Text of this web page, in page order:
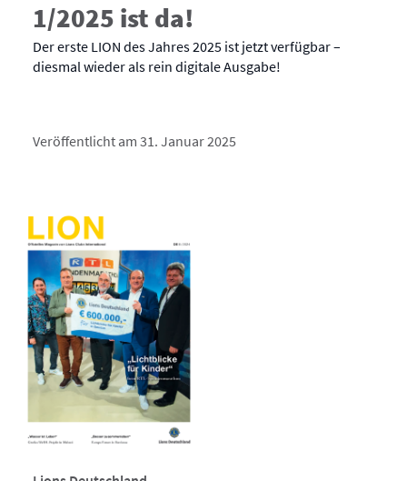
1/2025 ist da!
Der erste LION des Jahres 2025 ist jetzt verfügbar –
diesmal wieder als rein digitale Ausgabe!
Veröffentlicht am 31. Januar 2025